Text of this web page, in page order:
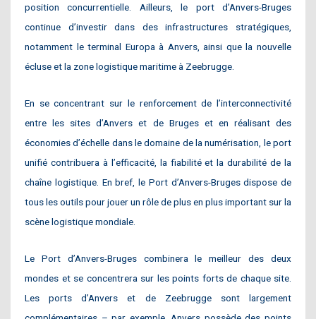
position concurrentielle. Ailleurs, le port d’Anvers-Bruges
continue d’investir dans des infrastructures stratégiques,
notamment le terminal Europa à Anvers, ainsi que la nouvelle
écluse et la zone logistique maritime à Zeebrugge.
En se concentrant sur le renforcement de l’interconnectivité
entre les sites d’Anvers et de Bruges et en réalisant des
économies d’échelle dans le domaine de la numérisation, le port
unifié contribuera à l’efficacité, la fiabilité et la durabilité de la
chaîne logistique. En bref, le Port d’Anvers-Bruges dispose de
tous les outils pour jouer un rôle de plus en plus important sur la
scène logistique mondiale.
Le Port d’Anvers-Bruges combinera le meilleur des deux
mondes et se concentrera sur les points forts de chaque site.
Les ports d’Anvers et de Zeebrugge sont largement